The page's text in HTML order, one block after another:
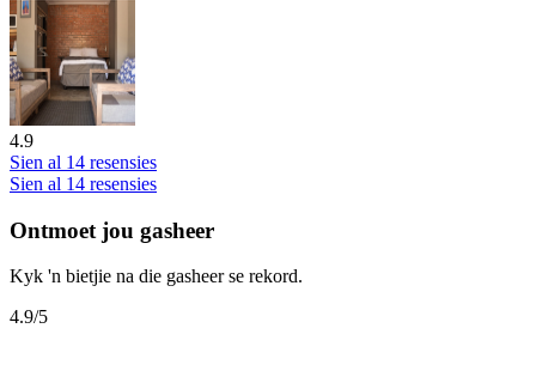
4.9
Sien al 14 resensies
Sien al 14 resensies
Ontmoet jou gasheer
Kyk 'n bietjie na die gasheer se rekord.
4.9/5